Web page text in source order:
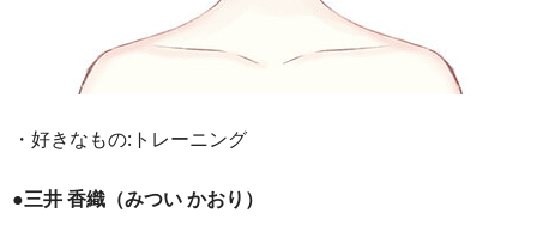
・好きなもの:トレーニング
●三井 香織（みつい かおり）